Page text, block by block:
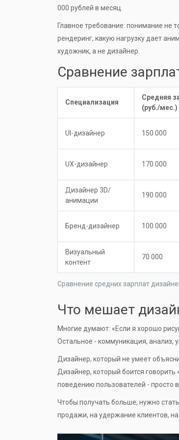
000 рублей в месяц.
Главное требование: понимание не
рендеринг, какую нагрузку дает
художник, а не дизайнер.
Сравнение
Сравнение средних зарплат
Специализация
Средняя
(руб./мес.)
UI-дизайнер 150 000
UX-дизайнер 170 000
Дизайнер 3D/
анимации
190 000
Бренд-дизайнер 100 000
Визуальный
контент
70 000
Что мешает
Многие думают: «Если я хорошо
Остальное - коммуникация, анализ,
Дизайнер, который не умеет
Дизайнер, который боится говорить
поведению пользователей - просто
Чтобы получать больше, нужно
продажи, на удержание клиентов,